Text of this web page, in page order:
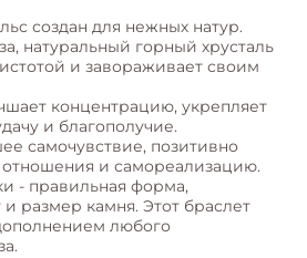
создан для нежных натур.
натуральный горный хрусталь
и завораживает своим
концентрацию, укрепляет
и благополучие.
самочувствие, позитивно
и самореализацию.
- правильная форма,
размер камня. Этот браслет
любого